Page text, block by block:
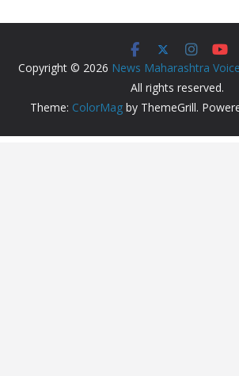
Copyright © 2026 News Maharashtra Voice
All rights reserved.
Theme: ColorMag by ThemeGrill.